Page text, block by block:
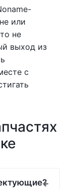
или
не
выход из
с